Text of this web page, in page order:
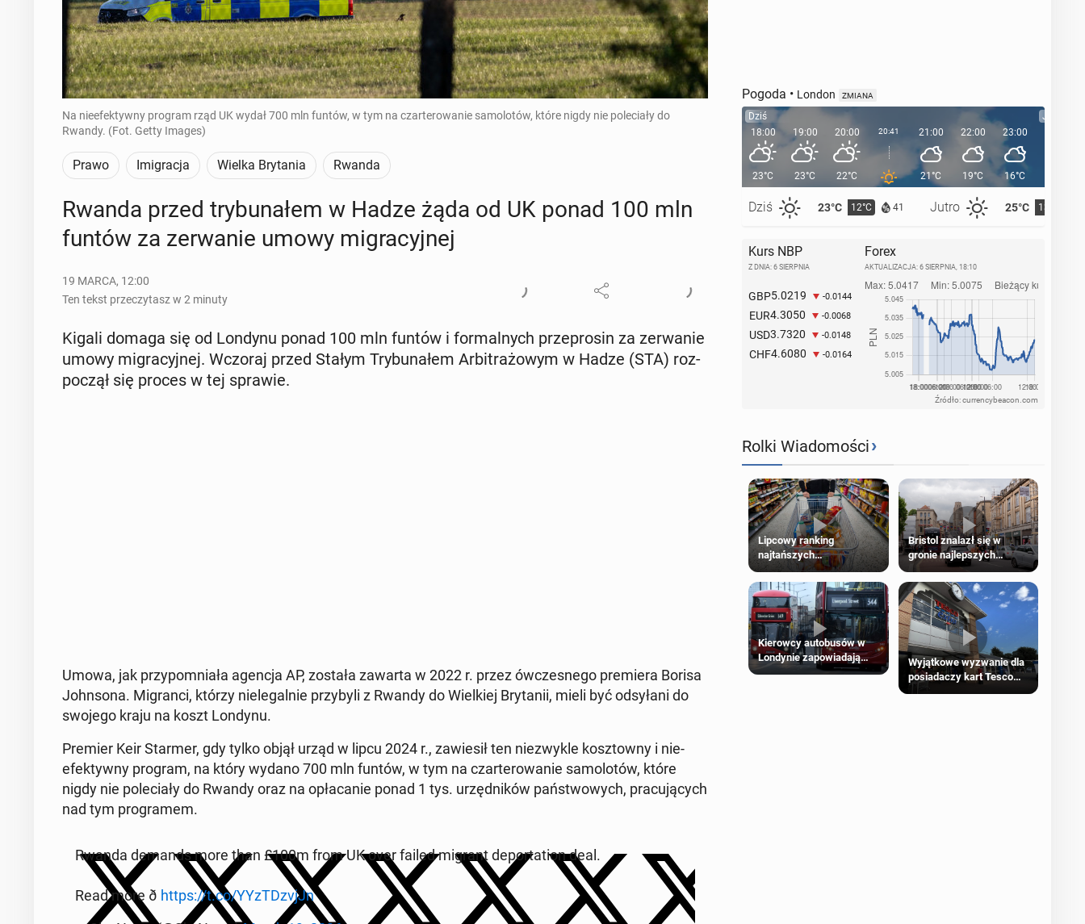
Na nieefektywny program rząd UK wydał 700 mln funtów, w tym na czarterowanie samolotów, które nigdy nie poleciały do
Rwandy. (Fot. Getty Images)
Prawo Imigracja Wielka Brytania Rwanda
Rwanda przed try­bu­na­łem w Hadze żąda od UK ponad 100 mln
funtów za ze­rwa­nie umowy mi­gra­cyj­nej
19 MARCA, 12:00
Ten tekst przeczytasz w 2 minuty
Kigali domaga się od Londynu ponad 100 mln funtów i for­mal­nych prze­pro­sin za ze­rwa­nie
umowy mi­gra­cyj­nej. Wczoraj przed Stałym Try­bu­na­łem Ar­bi­tra­żo­wym w Hadze (STA) roz­
po­czął się proces w tej sprawie.
Umowa, jak przy­po­mnia­ła agencja AP, została zawarta w 2022 r. przez ów­cze­sne­go pre­mie­ra Borisa
John­so­na. Mi­gran­ci, którzy nie­le­gal­nie przy­by­li z Rwandy do Wiel­kiej Bry­ta­nii, mieli być od­sy­ła­ni do
swojego kraju na koszt Londynu.
Premier Keir Starmer, gdy tylko objął urząd w lipcu 2024 r., za­wie­sił ten nie­zwy­kle kosz­tow­ny i nie­
efek­tyw­ny program, na który wydano 700 mln funtów, w tym na czar­te­ro­wa­nie sa­mo­lo­tów, które
nigdy nie po­le­cia­ły do Rwandy oraz na opła­ca­nie ponad 1 tys. urzęd­ni­ków pań­stwo­wych, pra­cu­ją­cych
nad tym pro­gra­mem.
Rwanda demands more than £100m from UK over failed migrant de­por­ta­tion deal.
Read more ð https://t.co/YYzT­DzvjJn
Pogoda • London ZMIANA
Dziś
18:00
23°C
Dziś 23°C 12°C 41 Jutro 25°C 13°C
19:00
23°C
20:00
22°C
20:41 21:00
21°C
22:00
19°C
23:00
16°C
Jutro
Kurs NBP
Z DNIA: 6 SIERPNIA
GBP5.0219 -0.0144
EUR4.3050 -0.0068
USD3.7320 -0.0148
CHF4.6080 -0.0164
Forex
AKTUALIZACJA: 6 SIERPNIA, 18:10
Źródło: currencybeacon.com
Rolki Wiadomości›
Lipcowy ranking
najtańszych
supermarketów
Bristol znalazł się w
gronie najlepszych
kierunków podróży na
świecie
Kierowcy autobusów w
Londynie zapowiadają
strajki
Wyjątkowe wyzwanie dla
posiadaczy kart Tesco
Clubcard!